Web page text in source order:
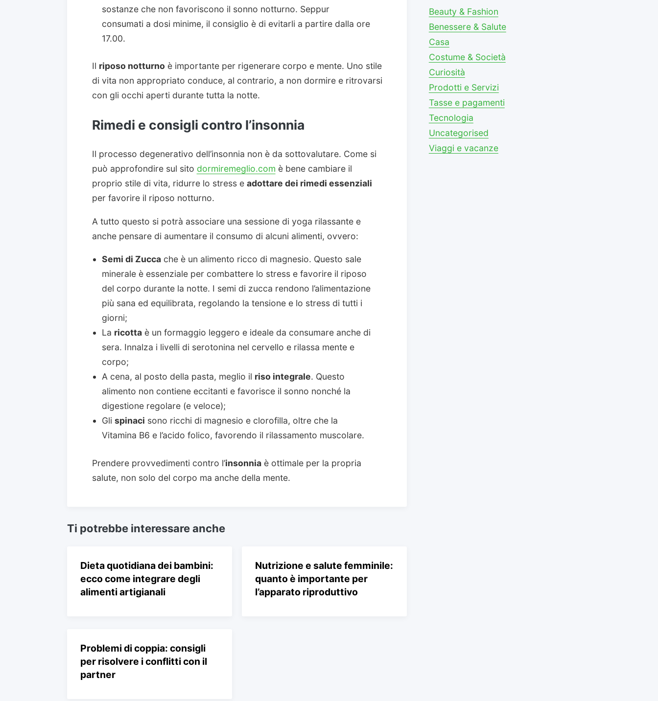
sostanze che non favoriscono il sonno notturno. Seppur
consumati a dosi minime, il consiglio è di evitarli a partire dalla ore
17.00.
Il riposo notturno è importante per rigenerare corpo e mente. Uno stile
di vita non appropriato conduce, al contrario, a non dormire e ritrovarsi
con gli occhi aperti durante tutta la notte.
Rimedi e consigli contro l’insonnia
Il processo degenerativo dell’insonnia non è da sottovalutare. Come si
può approfondire sul sito dormiremeglio.com è bene cambiare il
proprio stile di vita, ridurre lo stress e adottare dei rimedi essenziali
per favorire il riposo notturno.
A tutto questo si potrà associare una sessione di yoga rilassante e
anche pensare di aumentare il consumo di alcuni alimenti, ovvero:
Semi di Zuccache è un alimento ricco di magnesio. Questo sale
minerale è essenziale per combattere lo stress e favorire il riposo
del corpo durante la notte. I semi di zucca rendono l’alimentazione
più sana ed equilibrata, regolando la tensione e lo stress di tutti i
giorni;
La ricottaè un formaggio leggero e ideale da consumare anche di
sera. Innalza i livelli di serotonina nel cervello e rilassa mente e
corpo;
A cena, al posto della pasta, meglio il riso integrale. Questo
alimento non contiene eccitanti e favorisce il sonno nonché la
digestione regolare (e veloce);
Gli spinaci sono ricchi di magnesio e clorofilla, oltre che la
Vitamina B6 e l’acido folico, favorendo il rilassamento muscolare.
Prendere provvedimenti contro l’insonniaè ottimale per la propria
salute, non solo del corpo ma anche della mente.
Ti potrebbe interessare anche
Dieta quotidiana dei bambini:
ecco come integrare degli
alimenti artigianali
Nutrizione e salute femminile:
quanto è importante per
l’apparato riproduttivo
Problemi di coppia: consigli
per risolvere i conflitti con il
partner
Beauty & Fashion
Benessere & Salute
Casa
Costume & Società
Curiosità
Prodotti e Servizi
Tasse e pagamenti
Tecnologia
Uncategorised
Viaggi e vacanze